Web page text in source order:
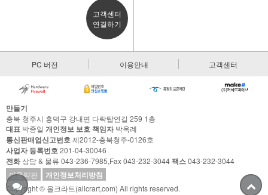
고객센터
연결하기
PC 버전 이용안내 고객센터
만들기
충북 청주시 흥덕구 강내면 다락탑연길 259 1층
대표 박종일 개인정보 보호 책임자박옥례
통신판매업신고번호 제2012-충북청주-0126호
사업자 등록번호 201-04-30046
전화상담 & 물류 043-236-7985,Fax 043-232-3044팩스043-232-3044
이용약관
개인정보처리방침
Copyright © 올크라트(allcrart,com) All rights reserved.